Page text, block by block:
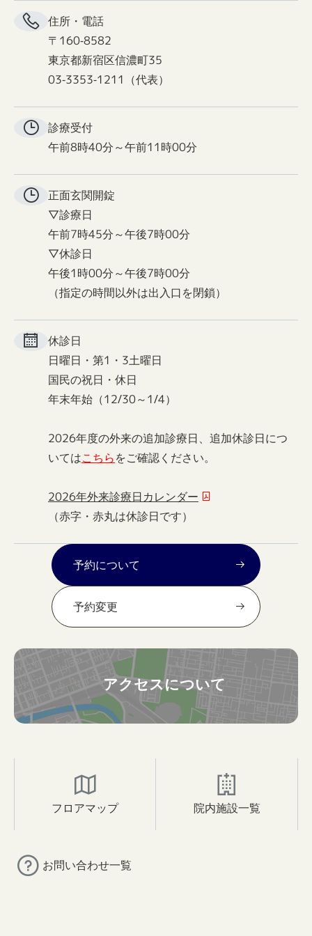
住所・電話
〒160-8582
東京都新宿区信濃町35
03-3353-1211（代表）
診療受付
午前8時40分～午前11時00分
正面玄関開錠
▽診療日
午前7時45分～午後7時00分
▽休診日
午後1時00分～午後7時00分
（指定の時間以外は出入口を閉鎖）
休診日
日曜日・第1・3土曜日
国民の祝日・休日
年末年始（12/30～1/4）
2026年度の外来の追加診療日、追加休診日につ
いてはこちらをご確認ください。
2026年外来診療日カレンダー
（赤字・赤丸は休診日です）
予約について
予約変更
アクセスについて
フロアマップ 院内施設一覧
お問い合わせ一覧